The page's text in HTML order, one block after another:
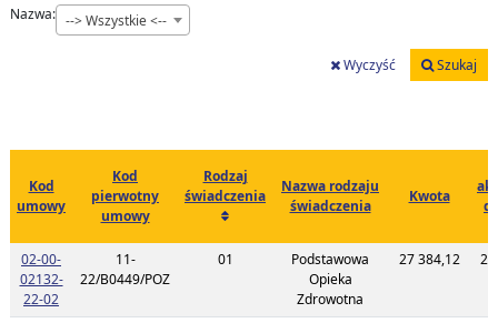
Nazwa: --> Wszystkie <--
Wyczyść Szukaj
Kod
umowy
Kod
pierwotny
umowy
Rodzaj
świadczenia
Nazwa rodzaju
świadczenia
Kwota
02-00-
02132-
22-02 Link do listy planu umowy o kodzie 02-00-02132-22-02
11-
22/B0449/POZ
01
Podstawowa
Opieka
Zdrowotna
27 384,12